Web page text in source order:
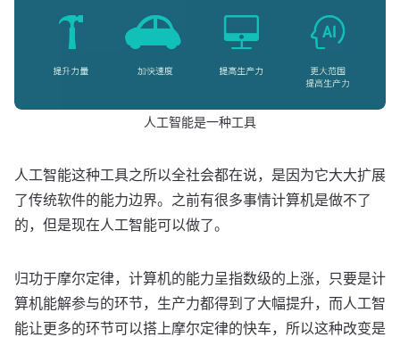
人工智能是一种工具
人工智能这种工具之所以全社会都在说，是因为它大大扩展
了传统软件的能力边界。之前有很多事情计算机是做不了
的，但是现在人工智能可以做了。
归功于摩尔定律，计算机的能力呈指数级的上涨，只要是计
算机能解参与的环节，生产力都得到了大幅提升，而人工智
能让更多的环节可以搭上摩尔定律的快车，所以这种改变是